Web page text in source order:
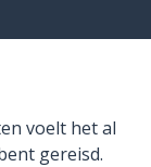
voelt het al
gereisd.